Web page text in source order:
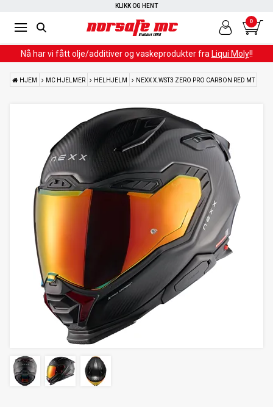
KLIKK OG HENT
0
Nå har vi fått olje/additiver og vaskeprodukter fra Liqui Moly!!
HJEM MC HJELMER HELHJELM NEXX X.WST3 ZERO PRO CARBON RED MT